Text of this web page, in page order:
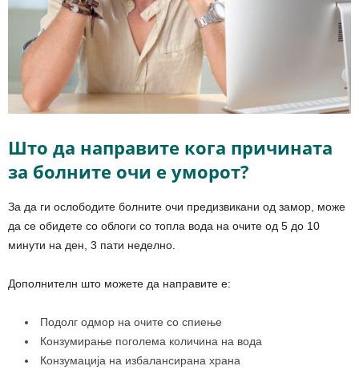
Што да направите кога причината
за болните очи е уморот?
За да ги ослободите болните очи предизвикани од замор, може
да се обидете со облоги со топла вода на очите од 5 до 10
минути на ден, 3 пати неделно.
Дополнителн што можете да направите е:
Подолг одмор на очите со спиење
Конзумирање поголема количина на вода
Конзумација на избалансирана храна